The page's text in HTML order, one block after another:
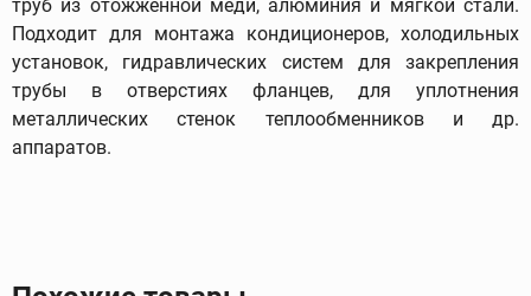
труб из отожженной меди, алюминия и мягкой стали.
Подходит для монтажа кондиционеров, холодильных
установок, гидравлических систем для закрепления
трубы в отверстиях фланцев, для уплотнения
металлических стенок теплообменников и др.
аппаратов.